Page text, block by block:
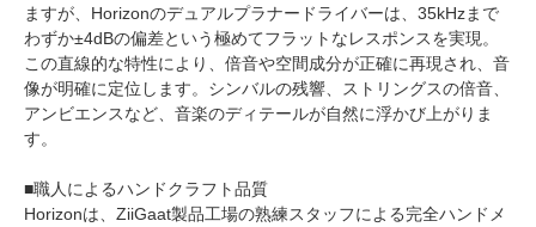
ますが、Horizonのデュアルプラナードライバーは、35kHzまで
わずか±4dBの偏差という極めてフラットなレスポンスを実現。
この直線的な特性により、倍音や空間成分が正確に再現され、音
像が明確に定位します。シンバルの残響、ストリングスの倍音、
アンビエンスなど、音楽のディテールが自然に浮かび上がりま
す。
■職人によるハンドクラフト品質
Horizonは、ZiiGaat製品工場の熟練スタッフによる完全ハンドメ